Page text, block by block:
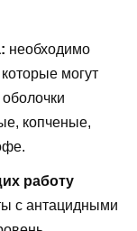
необходимо
могут
копченые,
работу
с антацидными